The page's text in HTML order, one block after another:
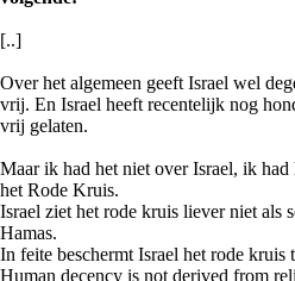
[..]
Over het algemeen geeft Israel wel
vrij. En Israel heeft recentelijk nog
vrij gelaten.
Maar ik had het niet over Israel, ik
het Rode Kruis.
Israel ziet het rode kruis liever niet als
Hamas.
In feite beschermt Israel het rode kruis
Human decency is not derived from